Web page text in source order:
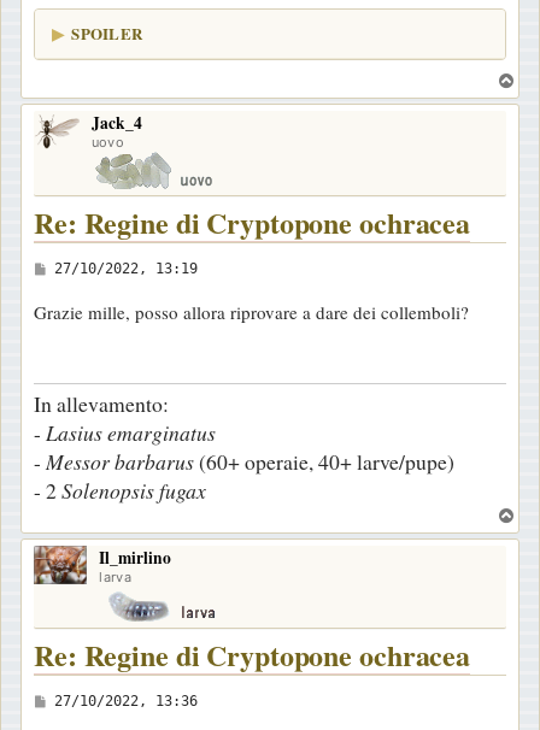
g
g
o
SPOILER
o
Jack_4
uovo
Re: Regine di Cryptopone ochracea
M
s
a
g
g
i
o
27/10/2022, 13:19
Grazie mille, posso allora riprovare a dare dei collemboli?
In allevamento:
- Lasiusemarginatus
- Messorbarbarus(60+ operaie, 40+ larve/pupe)
- 2Solenopsisfugax
o
Il_mirlino
larva
Re: Regine di Cryptopone ochracea
M
27/10/2022, 13:36